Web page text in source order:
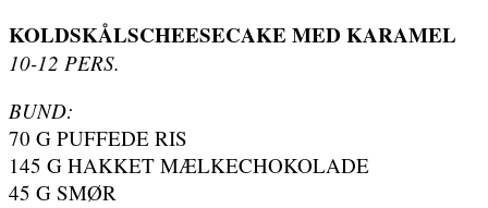
KOLDSKÅLSCHEESECAKE MED KARAMEL
10-12 PERS.
BUND:
70 G PUFFEDE RIS
145 G HAKKET MÆLKECHOKOLADE
45 G SMØR